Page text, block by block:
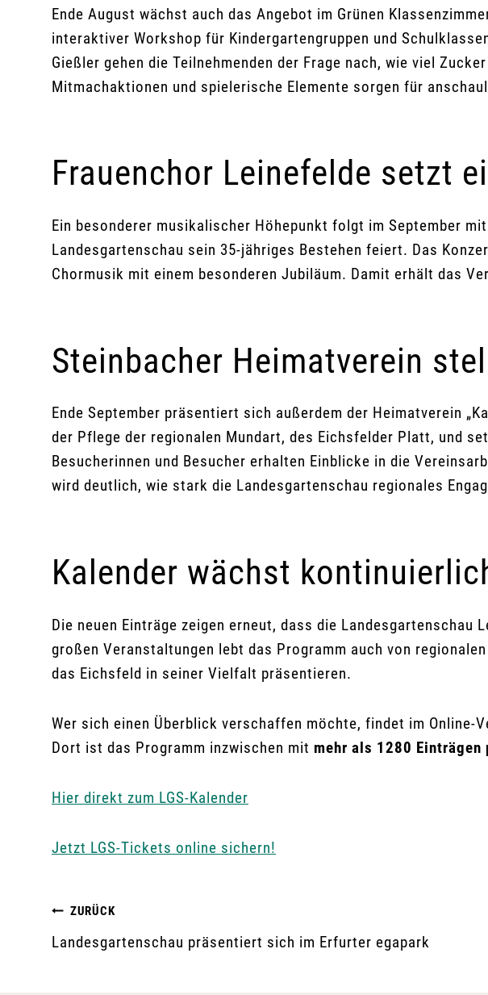
Ende August wächst auch das Angebot im Grünen
interaktiver Workshop für Kindergartengruppen und
Gießler gehen die Teilnehmenden der Frage nach, wie viel
Mitmachaktionen und spielerische Elemente sorgen für
Frauenchor Leinefelde setzt
Ein besonderer musikalischer Höhepunkt folgt im September
Landesgartenschau sein 35-jähriges Bestehen feiert. Das
Chormusik mit einem besonderen Jubiläum. Damit erhält das
Steinbacher Heimatverein
Ende September präsentiert sich außerdem der Heimatverein
der Pflege der regionalen Mundart, des Eichsfelder Platt, und
Besucherinnen und Besucher erhalten Einblicke in die
wird deutlich, wie stark die Landesgartenschau regionales
Kalender wächst
Die neuen Einträge zeigen erneut, dass die
großen Veranstaltungen lebt das Programm auch von
das Eichsfeld in seiner Vielfalt präsentieren.
Wer sich einen Überblick verschaffen möchte, findet im
Dort ist das Programm inzwischen mit mehr als 1280
Hier direkt zum LGS-Kalender
Jetzt LGS-Tickets online sichern!
Beitragsnavigation
ZURÜCK
Landesgartenschau präsentiert sich im Erfurter egapark